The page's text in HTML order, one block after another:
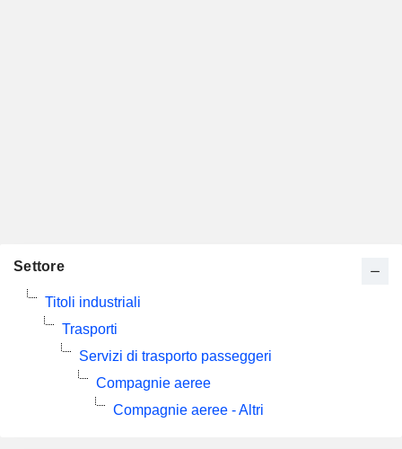
Settore
Titoli industriali
Trasporti
Servizi di trasporto passeggeri
Compagnie aeree
Compagnie aeree - Altri